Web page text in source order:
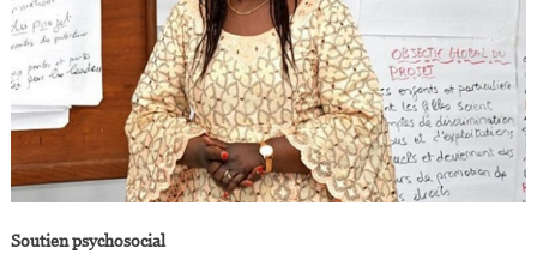
Soutien psychosocial